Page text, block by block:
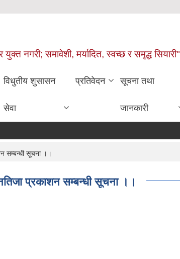
युक्त नगरी; समावेशी, मर्यादित, स्वच्छ र समृद्ध सियारी"
विधुतीय शुसासन
सेवा
प्रतिवेदन सूचना तथा
जानकारी
सम्बन्धी सूचना ।।
प्रकाशन सम्बन्धी सूचना ।।